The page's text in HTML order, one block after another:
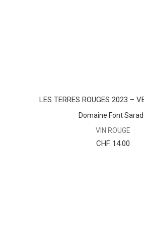
LES TERRES ROUGES 2023 –
Domaine Font
VIN ROUGE
CHF14.00